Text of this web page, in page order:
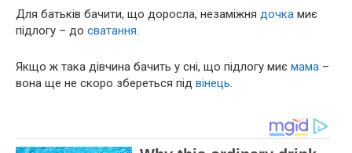
Для батьків бачити, що доросла, незаміжня дочка миє
підлогу – до сватання.
Якщо ж така дівчина бачить у сні, що підлогу миє мама –
вона ще не скоро збереться під вінець.